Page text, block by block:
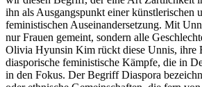
ihn als Ausgangspunkt einer künstlerischen
feministischen Auseinandersetzung. Mit
nur Frauen gemeint, sondern alle
Olivia Hyunsin Kim rückt diese Unnis, ihre
diasporische feministische Kämpfe, die in
in den Fokus. Der Begriff Diaspora